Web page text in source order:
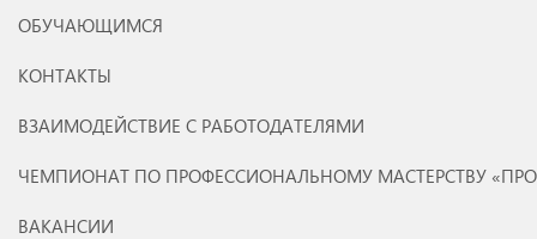
ОБУЧАЮЩИМСЯ
КОНТАКТЫ
ВЗАИМОДЕЙСТВИЕ С РАБОТОДАТЕЛЯМИ
ЧЕМПИОНАТ ПО ПРОФЕССИОНАЛЬНОМУ МАСТЕРСТВУ
ВАКАНСИИ